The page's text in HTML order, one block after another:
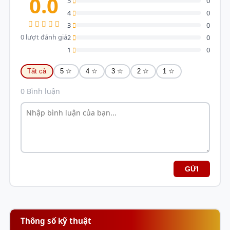
0 lượt đánh giá
4
0
3
0
2
0
1
0
Tất cả 5 ☆ 4 ☆ 3 ☆ 2 ☆ 1 ☆
0 Bình luận
GỬI
Thông số kỹ thuật